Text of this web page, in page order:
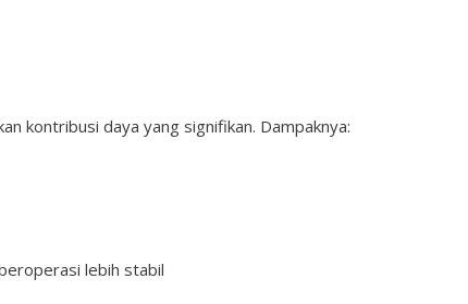
kontribusi daya yang signifikan. Dampaknya:
lebih stabil